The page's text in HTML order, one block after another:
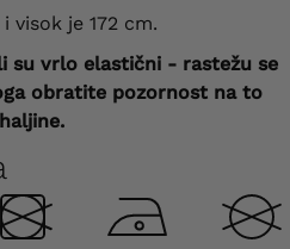
visok je 172 cm.
su vrlo elastični - rastežu se
obratite pozornost na to